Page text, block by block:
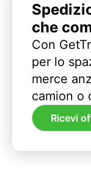
che
Con
per lo
merce
camion o
Ricevi